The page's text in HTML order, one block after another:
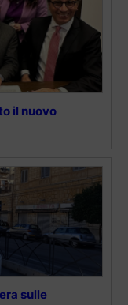
il nuovo
sulle